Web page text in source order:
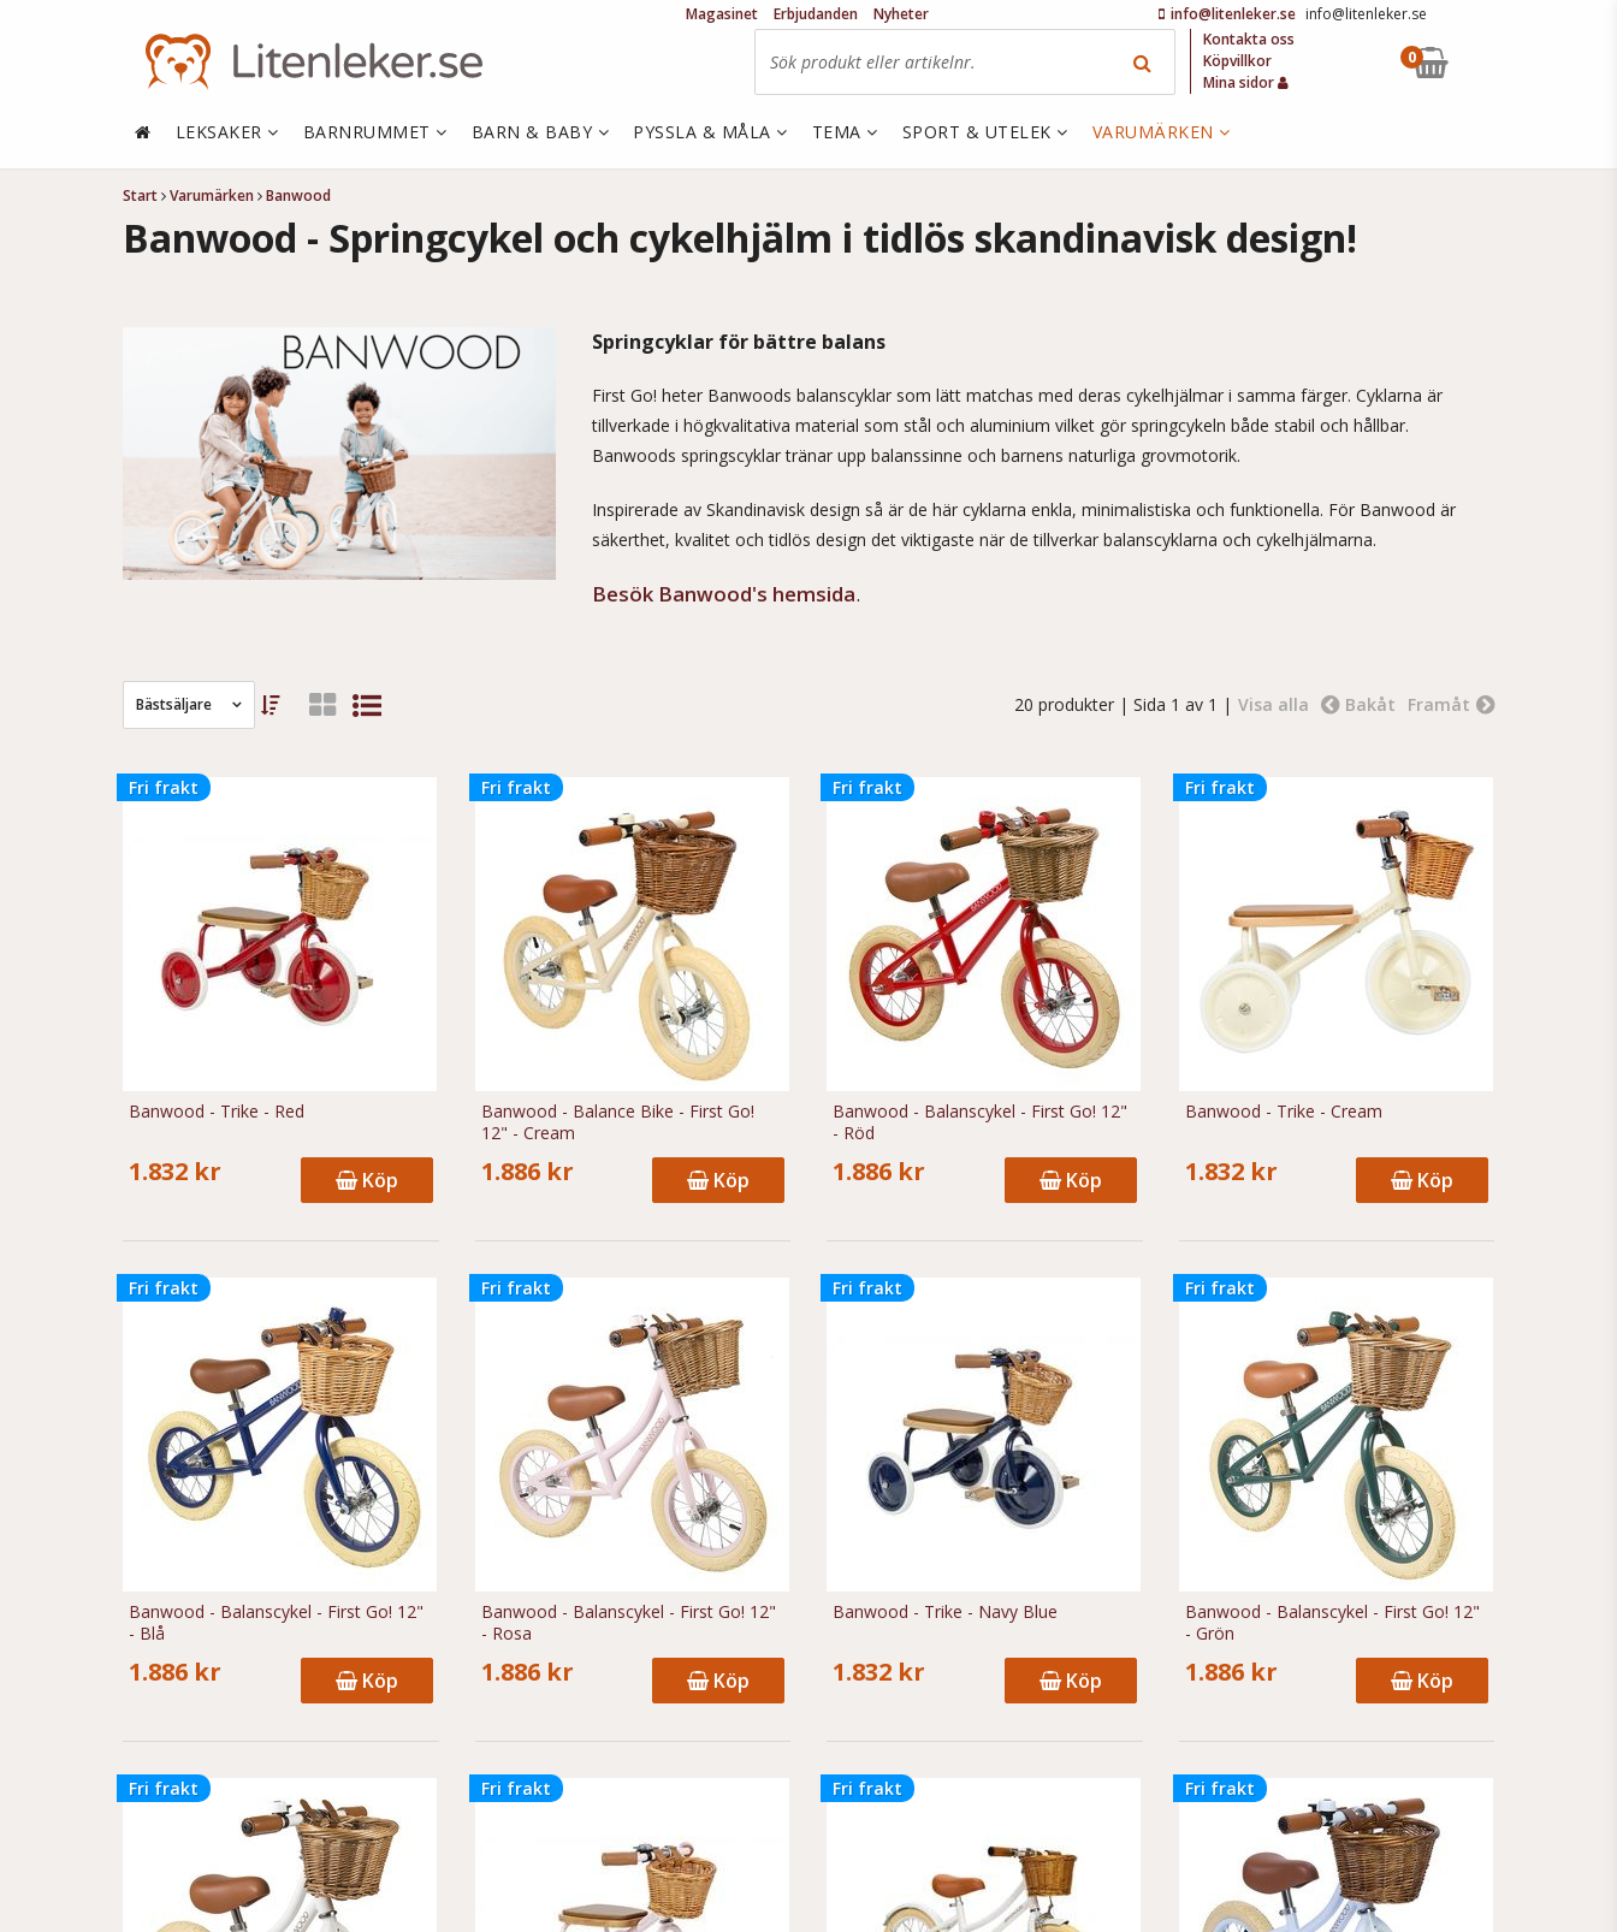
Start Varumärken Banwood
Banwood - Springcykel och cykelhjälm i tidlös skandinavisk design!
Springcyklar för bättre balans
First Go! heter Banwoods balanscyklar som lätt matchas med deras cykelhjälmar i samma färger. Cyklarna är
tillverkade i högkvalitativa material som stål och aluminium vilket gör springcykeln både stabil och hållbar.
Banwoods springscyklar tränar upp balanssinne och barnens naturliga grovmotorik.
Inspirerade av Skandinavisk design så är de här cyklarna enkla, minimalistiska och funktionella. För Banwood är
säkerthet, kvalitet och tidlös design det viktigaste när de tillverkar balanscyklarna och cykelhjälmarna.
Besök Banwood's hemsida.
Bästsäljare Framåt
Bakåt
Visa alla
20 produkter | Sida 1 av 1 |
Fri frakt
Banwood - Trike - Red
1.832 kr Köp
Fri frakt
Banwood - Balance Bike - First Go!
12" - Cream
1.886 kr Köp
Fri frakt
Banwood - Balanscykel - First Go! 12"
- Röd
1.886 kr Köp
Fri frakt
Banwood - Trike - Cream
1.832 kr Köp
Fri frakt
Banwood - Balanscykel - First Go! 12"
- Blå
1.886 kr Köp
Fri frakt
Banwood - Balanscykel - First Go! 12"
- Rosa
1.886 kr Köp
Fri frakt
Banwood - Trike - Navy Blue
1.832 kr Köp
Fri frakt
Banwood - Balanscykel - First Go! 12"
- Grön
1.886 kr Köp
Fri frakt Fri frakt Fri frakt Fri frakt
info@litenleker.se info@litenleker.se
Magasinet Erbjudanden
Nyheter
Kontakta oss
Köpvillkor
Mina sidor
0
LEKSAKER BARNRUMMET BARN & BABY PYSSLA & MÅLA TEMA SPORT & UTELEK VARUMÄRKEN